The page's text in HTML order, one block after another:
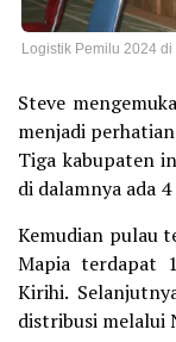
Logistik Pemilu 2024
Steve
menjadi
Tiga kabupaten
di dalamnya ada
Kemudian pulau
Mapia terdapat
Kirihi.
distribusi melalui